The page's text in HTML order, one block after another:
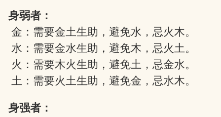
身弱者：
金：需要金土生助，避免水，忌火木。
水：需要金水生助，避免木，忌火土。
火：需要木火生助，避免土，忌金水。
土：需要火土生助，避免金，忌水木。
身强者：